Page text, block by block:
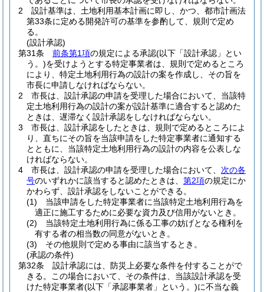
2
設計基準は、土地利用基本計画に即し、かつ、都市計画法
第33条に定める開発許可の基準を参酌して、規則で定め
る。
(設計承認)
第31条
前条第1項の規定による承認(以下「設計承認」とい
う。)を受けようとする特定事業者は、規則で定めるところ
により、特定土地利用行為の設計の案を作成し、その旨を
市長に申請しなければならない。
2
市長は、設計承認の申請を受理した場合において、当該特
定土地利用行為の設計の案が設計基準に適合すると認めた
ときは、遅滞なく設計承認をしなければならない。
3
市長は、設計承認をしたときは、規則で定めるところによ
り、直ちにその旨を当該申請をした特定事業者に通知する
とともに、当該特定土地利用行為の設計の内容を公表しな
ければならない。
4
市長は、設計承認の申請を受理した場合において、 次の各
号のいずれかに該当すると認めたときは、 第2項の規定にか
かわらず、設計承認をしないことができる。
(1)
当該申請をした特定事業者に当該特定土地利用行為を
適正に施工するために必要な資力及び信用がないとき。
(2)
当該特定土地利用行為に係る工事の妨げとなる権利を
有する者の相当数の同意がないとき。
(3)
その他規則で定める事由に該当するとき。
(承認の条件)
第32条
設計承認には、防災上必要な条件を付することがで
きる。
この場合において、その条件は、当該設計承認を受
けた特定事業者(以下「承認事業者」という。)に不当な義